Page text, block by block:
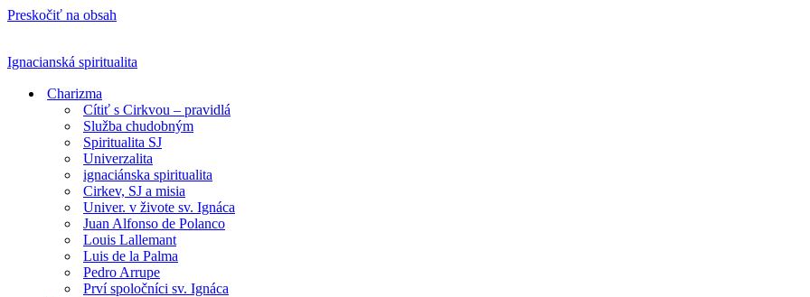
Preskočiť na obsah
Ignacianská spiritualita
Charizma
Cítiť s Cirkvou – pravidlá
Služba chudobným
Spiritualita SJ
Univerzalita
ignaciánska spiritualita
Cirkev, SJ a misia
Univer. v živote sv. Ignáca
Juan Alfonso de Polanco
Louis Lallemant
Luis de la Palma
Pedro Arrupe
Prví spoločníci sv. Ignáca